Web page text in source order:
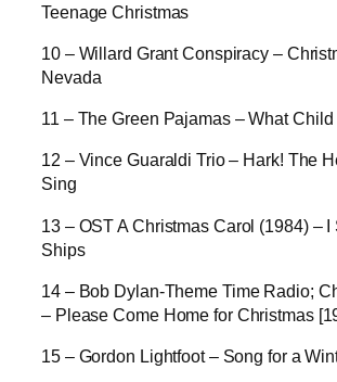
Teenage Christmas
10 – Willard Grant Conspiracy –
Nevada
11 – The Green Pajamas – What
12 – Vince Guaraldi Trio – Hark! The
Sing
13 – OST A Christmas Carol (1984) –
Ships
14 – Bob Dylan-Theme Time Radio;
– Please Come Home for Christmas
15 – Gordon Lightfoot – Song for a